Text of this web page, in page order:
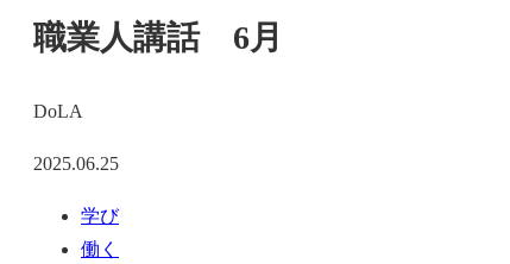
職業人講話 6月
DoLA
2025.06.25
学び
働く